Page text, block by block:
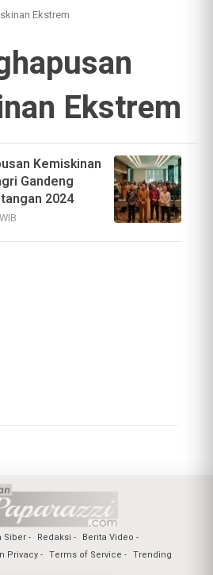
Ekstrem
Ekstrem
Kemiskinan
Gandeng
2024
Siber Redaksi
Berita Video
Privacy
Terms of Service Trending